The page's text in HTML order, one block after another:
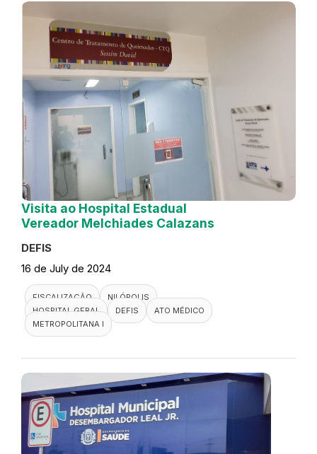
Visita ao Hospital Estadual
Vereador Melchiades Calazans
DEFIS
16 de July de 2024
FISCALIZAÇÃO
NILÓPOLIS
HOSPITAL GERAL
DEFIS
ATO MÉDICO
METROPOLITANA I